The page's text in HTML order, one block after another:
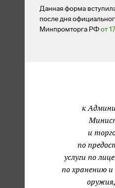
Данная форма
после дня
Минпромторга РФот
к
и
по
услуги по
по хранению